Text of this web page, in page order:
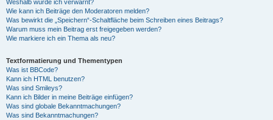
Weshalb wurde ich verwarnt?
Wie kann ich Beiträge den Moderatoren melden?
Was bewirkt die „Speichern“-Schaltfläche beim Schreiben eines Beitrags?
Warum muss mein Beitrag erst freigegeben werden?
Wie markiere ich ein Thema als neu?
Textformatierung und Thementypen
Was ist BBCode?
Kann ich HTML benutzen?
Was sind Smileys?
Kann ich Bilder in meine Beiträge einfügen?
Was sind globale Bekanntmachungen?
Was sind Bekanntmachungen?